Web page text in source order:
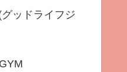
ッドライフジ